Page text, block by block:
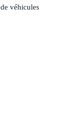
véhicules